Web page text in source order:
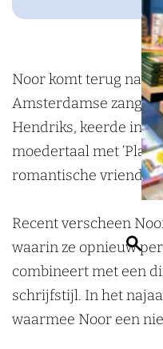
Z
o
e
k
o
D
o
o
r
n
o
o
s
j
e
r
o
s
j
e
P
p
p
o
d
i
r
m
D
o
o
r
r
o
o
s
j
Noor komt terug naar
Amsterdamse
Hendriks, keerde in
moedertaal met
romantische
Recent verscheen
waarin ze opnieuw
combineert met een
schrijfstijl. In het
waarmee Noor een